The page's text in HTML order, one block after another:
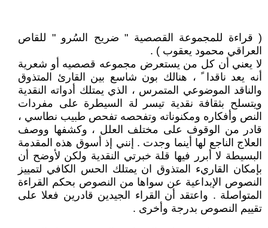
( قراءة للمجموعة القصصية " ضريح السُرو " للقاص
العراقي محمود يعقوب ) .
لا يعني أن كل من يستعرض مجموعه قصصيه أو شعرية
أنه يعد ناقدا ً ، هنالك بون شاسع بين القارئ المتذوق
والناقد الموضوعي المتمرس ، الذي يمتلك أدواته النقدية
ويتسلح بثقافة نقدية تيسر لة السيطرة على مفردات
النص وأفكاره ومكنوناته وتفحصه تفحص طبيب نطاسي ،
قادر من الوقوف على مختلف العلل ، وكشفها ووصف
العلاج الناجع لها أينما وجدت . إنني إذ أسوق هذه المقدمة
البسيطة لا أبرر فيها قلة خبرتي النقدية ولكن لأوضح أن
بإمكان القاريء المتذوق ان يمتلك الحس الكافي لتمييز
النصوص الإبداعية عن سواها من النصوص بحكم القراءة
المتواصلة . واعتقد أن القراء الجيدين قادرين فعلا على
تقييم النصوص بدرجة وأخرى .